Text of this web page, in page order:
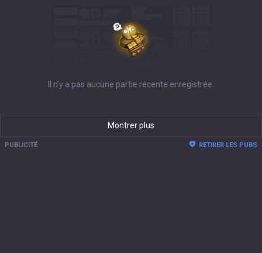
Il n’y a pas aucune partie récente enregistrée.
Montrer plus
PUBLICITÉ RETIRER LES PUBS